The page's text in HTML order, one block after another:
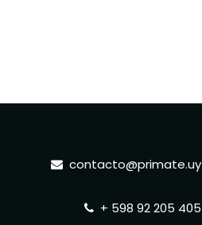
contacto@primate.uy
+ 598 92 205 405